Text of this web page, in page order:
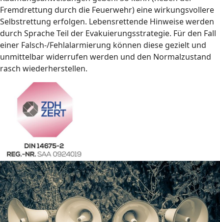
Fremdrettung durch die Feuerwehr) eine wirkungsvollere
Selbstrettung erfolgen. Lebensrettende Hinweise werden
durch Sprache Teil der Evakuierungsstrategie. Für den Fall
einer Falsch-/Fehlalarmierung können diese gezielt und
unmittelbar widerrufen werden und den Normalzustand
rasch wiederherstellen.